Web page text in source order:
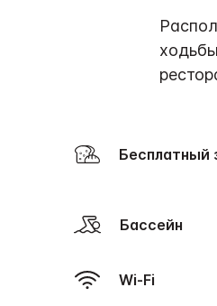
Бесплатный
Бассейн
Wi-Fi